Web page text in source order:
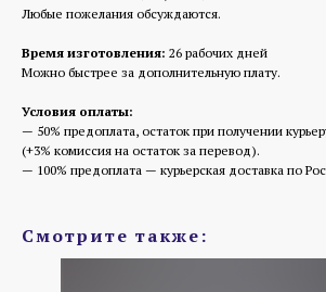
Любые пожелания обсуждаются.
Время изготовления: 26 рабочих дней
Можно быстрее за дополнительную плату.
Условия оплаты:
— 50% предоплата, остаток при получении
(+3% комиссия на остаток за перевод).
— 100% предоплата — курьерская доставка по
Смотрите также: